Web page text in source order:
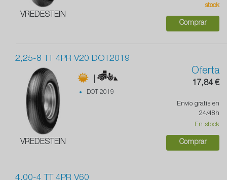
VREDESTEIN
stock
Comprar
2,25-8 TT 4PR V20 DOT2019
VREDESTEIN
|
DOT 2019
Oferta
17,84 €
Envío gratis en
24/48h
En stock
Comprar
4,00-4 TT 4PR V60